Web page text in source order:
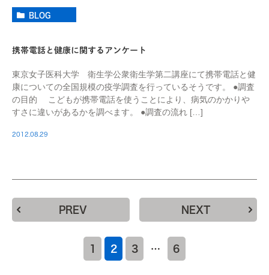
BLOG
携帯電話と健康に関するアンケート
東京女子医科大学 衛生学公衆衛生学第二講座にて携帯電話と健
康についての全国規模の疫学調査を行っているそうです。 ●調査
の目的 こどもが携帯電話を使うことにより、病気のかかりや
すさに違いがあるかを調べます。 ●調査の流れ […]
2012.08.29
PREV
1 2 3 … 6
NEXT